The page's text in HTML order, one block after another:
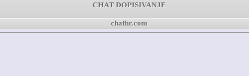
CHAT DOPISIVANJE
chathr.com